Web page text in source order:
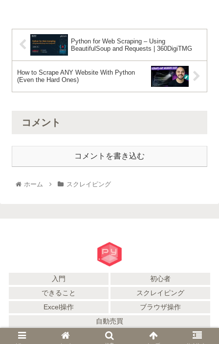
Python for Web Scraping – Using
BeautifulSoup and Requests | 360DigiTMG
How to Scrape ANY Website With Python
(Even the Hard Ones)
コメント
コメントを書き込む
ホーム スクレイピング
入門
初心者
できること
スクレイピング
Excel操作
ブラウザ操作
自動売買
© 2021 Python初心者のモヒカン備忘録.